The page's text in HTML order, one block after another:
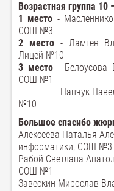
Возрастная группа 10
1 место -
СОШ №3
2 место- Ламтев
Лицей №10
3 место- Белоусова
СОШ №1
Панчук Павел,
№10
Большое спасибо
Алексеева Наталья
информатики, CОШ №3
Рабой Светлана
СОШ №1
Завескин Мирослав